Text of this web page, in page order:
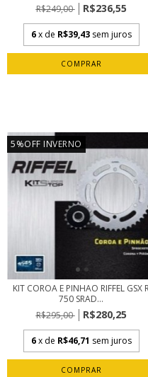
R$249,00
R$236,55
6 x de R$39,43 sem juros
5%OFF INVERNO
KIT COROA E PINHAO RIFFEL GSX
750 SRAD...
R$295,00
R$280,25
6 x de R$46,71 sem juros